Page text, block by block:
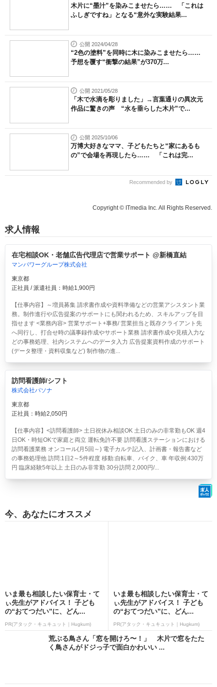
木片に“墨汁”を染みこませたら…… 「これは
ふしぎですね」となる“意外な実験結果...
公開 2024/04/28
“2色の塗料”を同時に木に染みこませたら……
予想を覆す“衝撃の結果”が370万...
公開 2021/05/28
「木で水滴を彫りました」→言葉通りの異次元
作品に驚きの声 “水を垂らした木片”で...
公開 2025/10/06
万博大好きなママ、子どもたちと“家にあるも
の”で会場を再現したら…… 「これは完...
Recommended by
Copyright © ITmedia Inc. All Rights Reserved.
求人情報
在宅相談OK・老舗広告代理店で営業サポート @新橋直結
マンパワーグループ株式会社
東京都
正社員 / 派遣社員：時給1,900円
【仕事内容】～増員募集 請求書作成や資料準備などの営業アシスタント業
務。制作進行や広告提案のサポートにも関われるため、スキルアップを目
指せます <業務内容> 営業サポート+事務/ 営業担当と既存クライアント先
へ同行し、打合せ時の議事録作成やサポート業務 請求書作成や見積入力な
どの事務処理、社内システムへのデータ入力 広告提案資料作成のサポート
(データ整理・資料収集など) 制作物の進...
訪問看護師/シフト
株式会社パソナ
東京都
正社員：時給2,050円
【仕事内容】<訪問看護師> 土日祝休み相談OK 土日のみの非常勤もOK 週4
日OK・時短OKで家庭と両立 運転免許不要 訪問看護ステーションにおける
訪問看護業務 オンコール(月5回～) 電子カルテ記入、計画書・報告書など
の事務処理他 訪問:1日2～5件程度 移動:自転車、バイク、車 年収例:430万
円 臨床経験5年以上 土日のみ非常勤 30分訪問 2,000円/...
今、あなたにオススメ
いま最も相談したい保育士・て
ぃ先生がアドバイス！ 子ども
の“おてつだい”に、どん...
PR(アタック・キュキュット｜Hugkum)
いま最も相談したい保育士・て
ぃ先生がアドバイス！ 子ども
の“おてつだい”に、どん...
PR(アタック・キュキュット｜Hugkum)
荒ぶる鳥さん「窓を開けろ〜！」 木片で窓をたた
く鳥さんがドジっ子で面白かわいい ...